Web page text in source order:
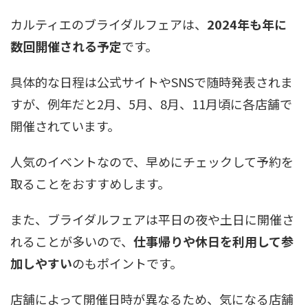
カルティエのブライダルフェアは、 2024年も年に
数回開催される予定です。
具体的な日程は公式サイトやSNSで随時発表されま
すが、例年だと2月、5月、8月、11月頃に各店舗で
開催されています。
人気のイベントなので、早めにチェックして予約を
取ることをおすすめします。
また、ブライダルフェアは平日の夜や土日に開催さ
れることが多いので、 仕事帰りや休日を利用して参
加しやすいのもポイントです。
店舗によって開催日時が異なるため、気になる店舗